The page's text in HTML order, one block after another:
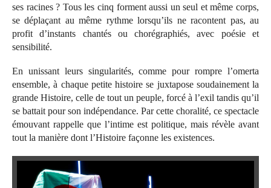
ses racines ? Tous les cinq forment aussi un seul et même corps,
se déplaçant au même rythme lorsqu’ils ne racontent pas, au
profit d’instants chantés ou chorégraphiés, avec poésie et
sensibilité.
En unissant leurs singularités, comme pour rompre l’omerta
ensemble, à chaque petite histoire se juxtapose soudainement la
grande Histoire, celle de tout un peuple, forcé à l’exil tandis qu’il
se battait pour son indépendance. Par cette choralité, ce spectacle
émouvant rappelle que l’intime est politique, mais révèle avant
tout la manière dont l’Histoire façonne les existences.